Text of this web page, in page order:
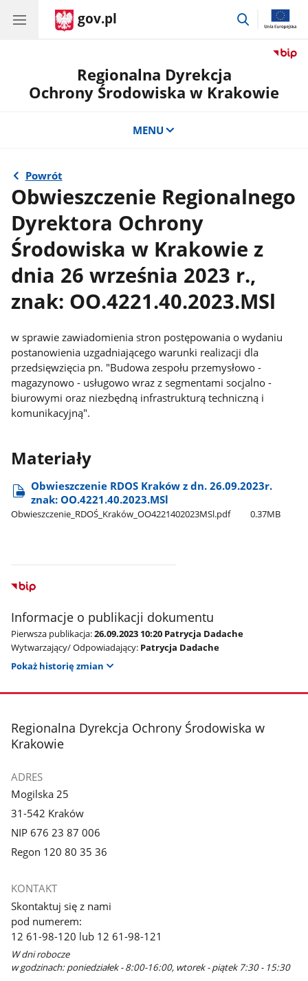
gov.pl
przejdź
Regionalna Dyrekcja
Ochrony Środowiska w Krakowie
MENU
Powrót
Obwieszczenie Regionalnego
Dyrektora Ochrony
Środowiska w Krakowie z
dnia 26 września 2023 r.,
znak: OO.4221.40.2023.MSl
w sprawie zawiadomienia stron postępowania o wydaniu
postanowienia uzgadniającego warunki realizacji dla
przedsięwzięcia pn. "Budowa zespołu przemysłowo -
magazynowo - usługowo wraz z segmentami socjalno -
biurowymi oraz niezbędną infrastrukturą techniczną i
komunikacyjną".
Materiały
Obwieszczenie RDOS Kraków z dn. 26.09.2023r.
znak: OO.4221.40.2023.MSl
Obwieszczenie​_RDOŚ​_Kraków​_OO4221402023MSl.pdf 0.37MB
Informacje o publikacji dokumentu
Pierwsza publikacja:26.09.2023 10:20 Patrycja Dadache
Wytwarzający/ Odpowiadający: Patrycja Dadache
Pokaż historię zmian
stopka
Regionalna Dyrekcja Ochrony Środowiska w
Krakowie
ADRES
Mogilska 25
31-542 Kraków
NIP 676 23 87 006
Regon 120 80 35 36
KONTAKT
Skontaktuj się z nami
pod numerem:
12 61-98-120 lub 12 61-98-121
W dni robocze
w godzinach: poniedziałek - 8:00-16:00, wtorek - piątek 7:30 - 15:30